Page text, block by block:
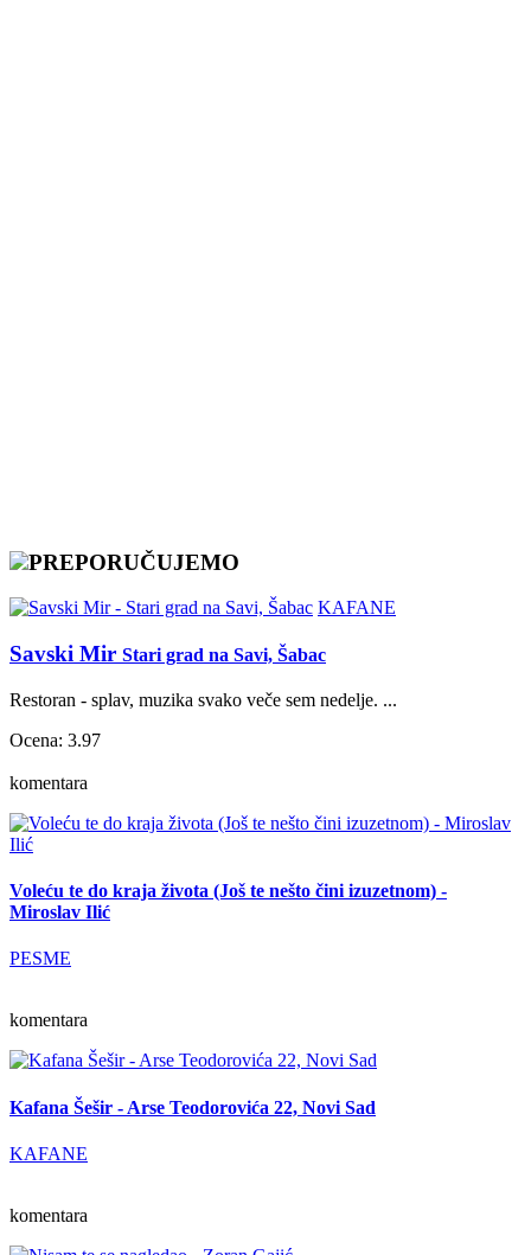
PREPORUČUJEMO
KAFANE
Savski Mir Stari grad na Savi, Šabac
Restoran - splav, muzika svako veče sem nedelje. ...
Ocena: 3.97
komentara
Voleću te do kraja života (Još te nešto čini izuzetnom) -
Miroslav Ilić
PESME
komentara
Kafana Šešir - Arse Teodorovića 22, Novi Sad
KAFANE
komentara